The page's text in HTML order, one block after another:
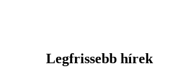
Legfrissebb hírek